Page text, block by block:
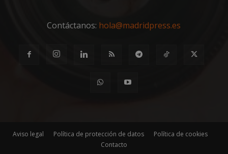
Contáctanos: hola@madridpress.es
Aviso legal Política de protección de datos
Política de cookies
Contacto